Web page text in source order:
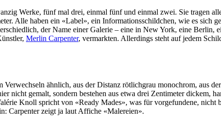
Werke, fünf mal drei, einmal fünf und einmal zwei. Sie tragen
Alle haben ein «Label», ein Informationsschildchen, wie es sich
der Name einer Galerie – eine in New York, eine
Merlin Carpenter, vermarkten. Allerdings steht auf jedem
ähnlich, aus der Distanz rötlichgrau monochrom, aus
nicht gemalt, sondern bestehen aus etwa drei Zentimeter dickem,
Knoll spricht von «Ready Mades», was für vorgefundene, nicht
Carpenter zeigt ja laut Affiche «Malereien».